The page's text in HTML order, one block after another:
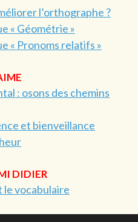
l’orthographe ?
« Géométrie »
« Pronoms relatifs »
: osons des chemins
et bienveillance
DIDIER
le vocabulaire